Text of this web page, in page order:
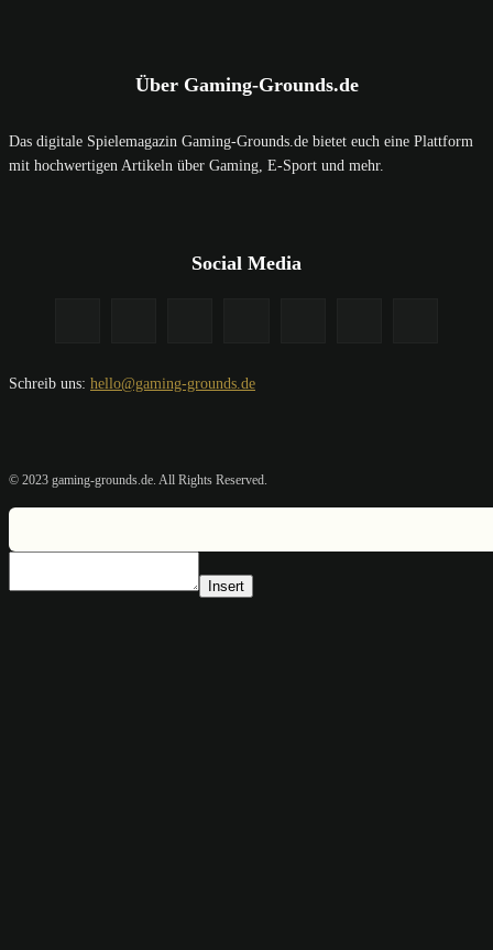
Über Gaming-Grounds.de
Das digitale Spielemagazin Gaming-Grounds.de bietet euch eine Plattform
mit hochwertigen Artikeln über Gaming, E-Sport und mehr.
Social Media
Schreib uns: hello@gaming-grounds.de
© 2023 gaming-grounds.de. All Rights Reserved.
Insert